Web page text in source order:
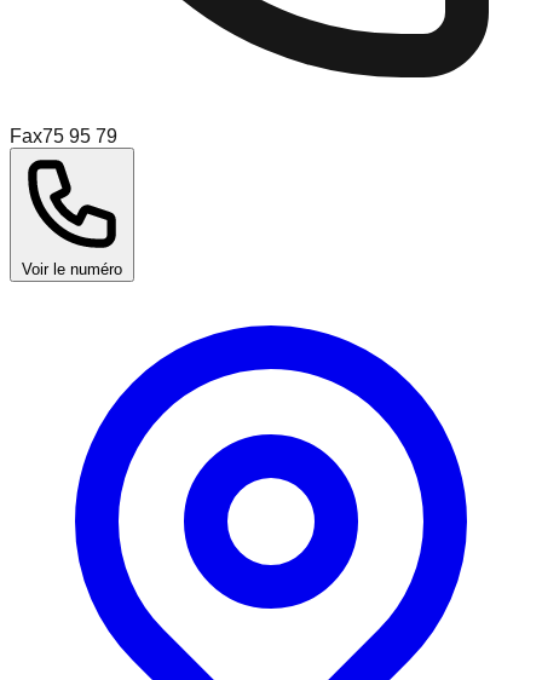
Fax75 95 79
Voir le numéro